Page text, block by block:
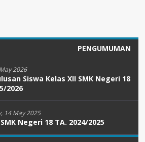
PENGUMUMAN
2026
Siswa Kelas XII SMK Negeri 18
2026
14 May 2025
Negeri 18 TA. 2024/2025